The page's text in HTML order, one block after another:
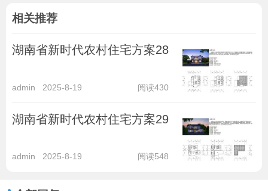
相关推荐
湖南省新时代农村住宅方案28
admin 2025-8-19 阅读430
湖南省新时代农村住宅方案29
admin 2025-8-19 阅读548